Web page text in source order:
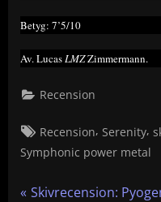
Betyg: 7’5/10
Av. LucasLMZZimmermann.
Recension
Tags:
Recension, Serenity,
Symphonic power metal
P
Skivrecension: